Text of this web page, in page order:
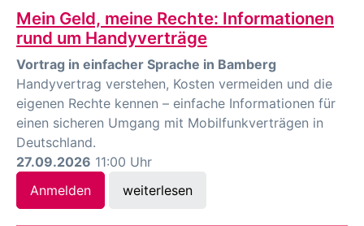
Mein Geld, meine Rechte: Informationen
rund um Handyverträge
Vortrag in einfacher Sprache in Bamberg
Handyvertrag verstehen, Kosten vermeiden und die
eigenen Rechte kennen – einfache Informationen für
einen sicheren Umgang mit Mobilfunkverträgen in
Deutschland.
27.09.2026 11:00 Uhr
Anmelden
weiterlesen